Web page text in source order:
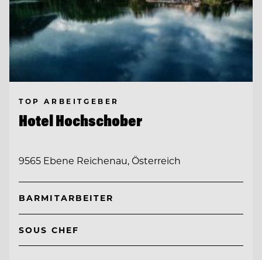
TOP ARBEITGEBER
Hotel Hochschober
9565 Ebene Reichenau, Österreich
BARMITARBEITER
SOUS CHEF